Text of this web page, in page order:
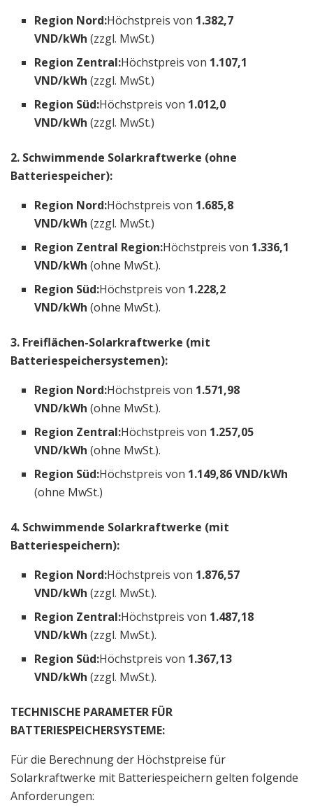
Region Nord:Höchstpreis von 1.382,7
VND/kWh (zzgl. MwSt.)
Region Zentral:Höchstpreis von 1.107,1
VND/kWh (zzgl. MwSt.)
Region Süd:Höchstpreis von 1.012,0
VND/kWh (zzgl. MwSt.)
2. Schwimmende Solarkraftwerke (ohne
Batteriespeicher):
Region Nord:Höchstpreis von 1.685,8
VND/kWh (zzgl. MwSt.)
Region Zentral Region:Höchstpreis von 1.336,1
VND/kWh (ohne MwSt.).
Region Süd:Höchstpreis von 1.228,2
VND/kWh (ohne MwSt.).
3. Freiflächen-Solarkraftwerke (mit
Batteriespeichersystemen):
Region Nord:Höchstpreis von 1.571,98
VND/kWh (ohne MwSt.).
Region Zentral:Höchstpreis von 1.257,05
VND/kWh (ohne MwSt.).
Region Süd:Höchstpreis von 1.149,86 VND/kWh
(ohne MwSt.)
4. Schwimmende Solarkraftwerke (mit
Batteriespeichern):
Region Nord:Höchstpreis von 1.876,57
VND/kWh (zzgl. MwSt.).
Region Zentral:Höchstpreis von 1.487,18
VND/kWh (zzgl. MwSt.).
Region Süd:Höchstpreis von 1.367,13
VND/kWh (zzgl. MwSt.).
TECHNISCHE PARAMETER FÜR
BATTERIESPEICHERSYSTEME:
Für die Berechnung der Höchstpreise für
Solarkraftwerke mit Batteriespeichern gelten folgende
Anforderungen: